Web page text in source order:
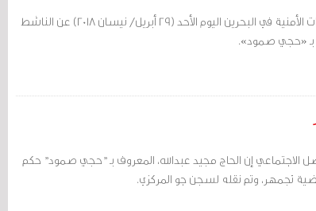
مرآة البحرين: أفرجت السلطات الأمنية في البحرين اليوم الأحد (29 أبريل/ نيسان 2018) عن الناشط
بـ «حجي صمود».
الاجتماعي إن الحاج مجيد عبدالله، المعروف بـ "حجي صمود" حكم